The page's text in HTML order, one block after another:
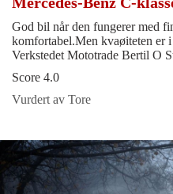
God bil når den fungerer med
komfortabel.Men kvaøiteten er
Verkstedet Mototrade Bertil O
Score 4.0
Vurdert av Tore